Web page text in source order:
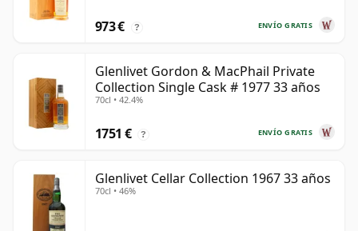
ENVÍO GRATIS
973 € ?
Glenlivet Gordon & MacPhail Private
Collection Single Cask # 1977 33 años
70cl • 42.4%
ENVÍO GRATIS
1751 € ?
Glenlivet Cellar Collection 1967 33 años
70cl • 46%